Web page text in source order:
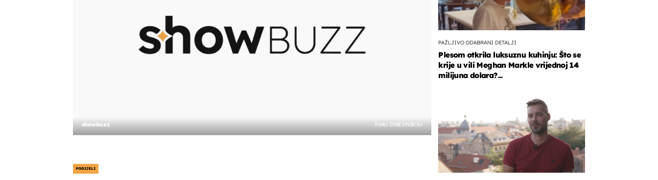
showbuzz Foto: DNEVNIK.hr
PODIJELI
PAŽLJIVO ODABRANI DETALJI
Plesom otkrila luksuznu kuhinju: Što se
krije u vili Meghan Markle vrijednoj 14
milijuna dolara?...